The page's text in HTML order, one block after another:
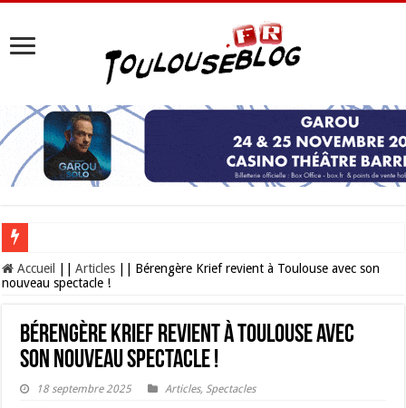
Les Nocturnes de la Cité de l’espace 2026 : l’événement incontournable de
Accueil Articles
Bérengère Krief revient à Toulouse avec son
nouveau spectacle !
Bérengère Krief revient à Toulouse avec
son nouveau spectacle !
18 septembre 2025 Articles, Spectacles